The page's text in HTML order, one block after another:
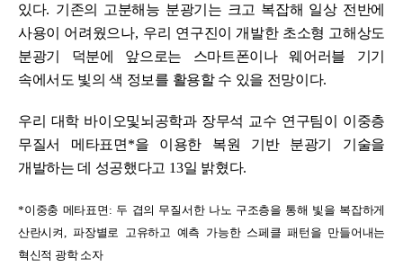
있다. 기존의 고분해능 분광기는 크고 복잡해 일상 전반에
사용이 어려웠으나, 우리 연구진이 개발한 초소형 고해상도
분광기 덕분에 앞으로는 스마트폰이나 웨어러블 기기
속에서도 빛의 색 정보를 활용할 수 있을 전망이다.
우리 대학 바이오및뇌공학과 장무석 교수 연구팀이 이중층
무질서 메타표면 *을 이용한 복원 기반 분광기 기술을
개발하는 데 성공했다고 13일 밝혔다.
*이중충 메타표면 : 두 겹의 무질서한 나노 구조층을 통해 빛을 복잡하게
산란시켜
,파장별로 고유하고 예측 가능한 스페클 패턴을 만들어내는
혁신적 광학 소자